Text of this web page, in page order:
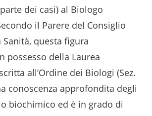
dei casi) al Biologo
il Parere del Consiglio
questa figura
possesso della Laurea
all’Ordine dei Biologi (Sez.
conoscenza approfondita degli
biochimico ed è in grado di